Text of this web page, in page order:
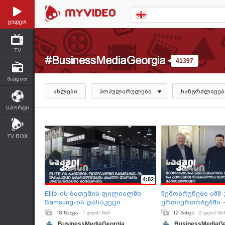
ვიდეო
TV
რადიო
სპორტი
TV BOX
#BusinessMediaGeorgia 41397
ახლები პოპულარულები
4:02
Elite-ის ბათუმის ფილიალში
Samsung-ის დასაკეცი
სმარტოფების ახალი თაობის
პრეზენტაცია გაიმართა
18 ნახვა 1 დღის წინ
შემობრუნება
ურთიერთობებში
დასრულდა
ვაშინგტონში?
12 ნახვა 2 დღის